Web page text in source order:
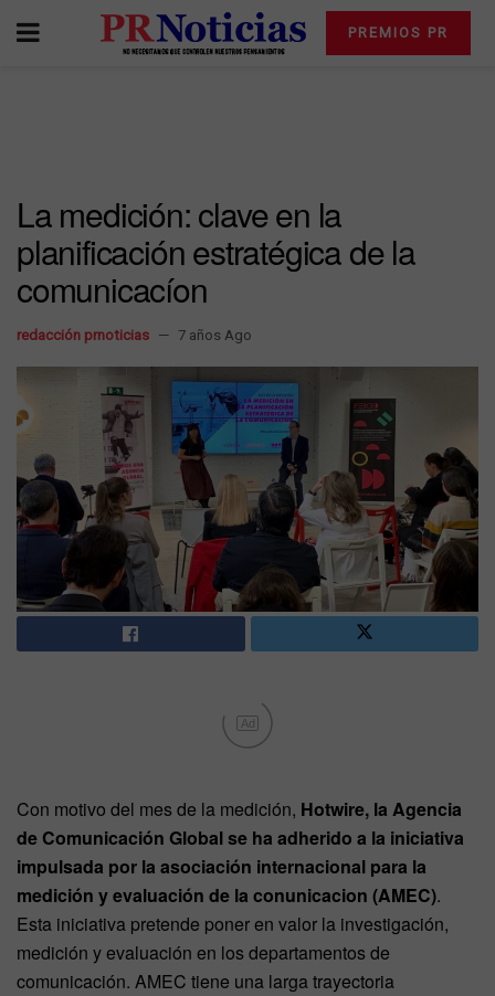
PREMIOS PR
La medición: clave en la
planificación estratégica de la
comunicacíon
redacción prnoticias 7 años Ago
Ad
Con motivo del mes de la medición, Hotwire, la Agencia
de Comunicación Global se ha adherido a la iniciativa
impulsada por la asociación internacional para la
medición y evaluación de la conunicacion (AMEC).
Esta iniciativa pretende poner en valor la investigación,
medición y evaluación en los departamentos de
comunicación. AMEC tiene una larga trayectoria